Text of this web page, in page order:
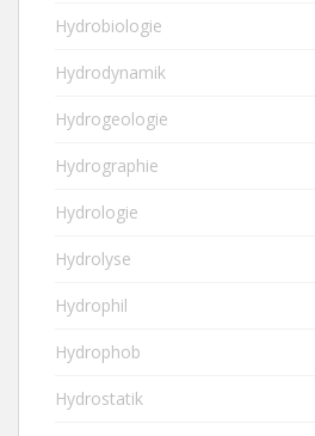
Hydrobiologie
Hydrodynamik
Hydrogeologie
Hydrographie
Hydrologie
Hydrolyse
Hydrophil
Hydrophob
Hydrostatik